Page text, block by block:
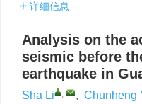
详细信息
Analysis on the
seismic before
earthquake in
Sha Li , , Chunheng